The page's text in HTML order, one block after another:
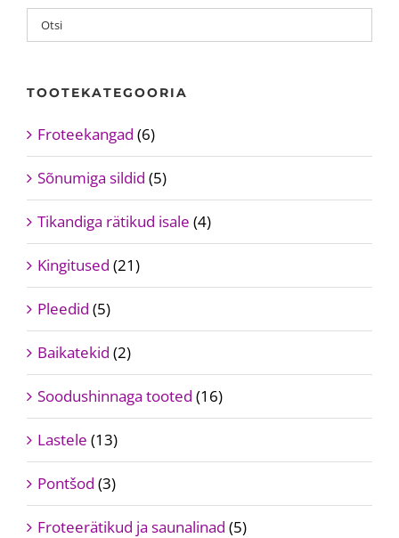
the
product
page
TOOTEKATEGOORIA
Froteekangad (6)
Sõnumiga sildid (5)
Tikandiga rätikud isale (4)
Kingitused (21)
Pleedid (5)
Baikatekid (2)
Soodushinnaga tooted (16)
Lastele (13)
Pontšod (3)
Froteerätikud ja saunalinad (5)